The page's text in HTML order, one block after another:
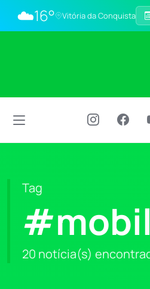
☁️16° Vitória da Conquista
Tag
20 notícia(s)